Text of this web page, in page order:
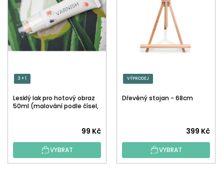
3 + 1
Lesklý lak pro hotový obraz
50ml (malování podle čísel,
hodnocení
produktu
je
99 Kč
VYBRAT
VÝPRODEJ
Dřevěný stojan - 68cm
399 Kč
VYBRAT